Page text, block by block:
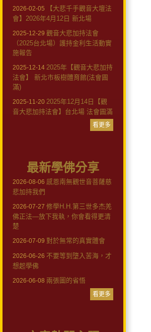
2026-02-05
【大悲千手觀音大壇法
會】2026年4月12日 新北場
2025-12-29 觀音大悲加持法會
（2025台北場）護持金利生活動實
施報告
2025-12-14 2025年【觀音大悲加持
法會】 新北市板樹體育館(法會圓
滿)
2025-11-20 2025年12月14日【觀
音大悲加持法會】台北場 法會圓滿
看更多
最新學佛分享
2026-08-06 感恩南無觀世音菩薩慈
悲加持我們
2026-07-27 修學H.H.第三世多杰羌
佛正法—放下我執，你會看得更清
楚
2026-07-09 對於無常的真實體會
2026-06-26 不要等到墮入苦海，才
想起學佛
2026-06-08 兩張圖的省悟
看更多